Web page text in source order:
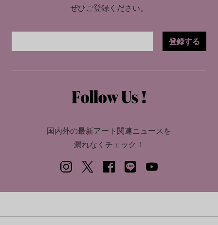
ぜひご登録ください。
登録する
国内外の最新アート関連ニュースを
漏れなくチェック！